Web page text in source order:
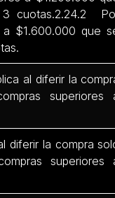
cuotas.2.24.2
a $1.600.000 que
al diferir la
superiores
diferir la compra
superiores